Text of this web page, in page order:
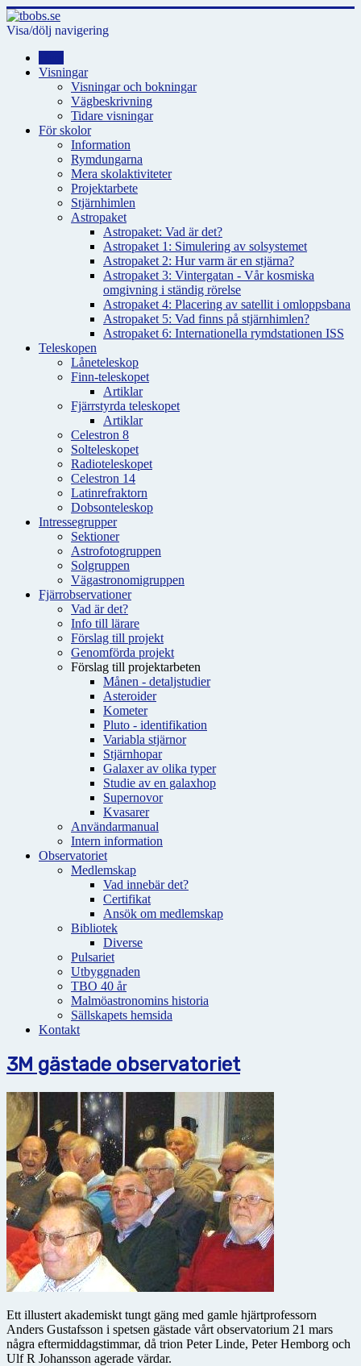
Visa/dölj navigering
Visningar
Visningar och bokningar
Vägbeskrivning
Tidare visningar
För skolor
Information
Rymdungarna
Mera skolaktiviteter
Projektarbete
Stjärnhimlen
Astropaket
Astropaket: Vad är det?
Astropaket 1: Simulering av solsystemet
Astropaket 2: Hur varm är en stjärna?
Astropaket 3: Vintergatan - Vår kosmiska
omgivning i ständig rörelse
Astropaket 4: Placering av satellit i omloppsbana
Astropaket 5: Vad finns på stjärnhimlen?
Astropaket 6: Internationella rymdstationen ISS
Teleskopen
Låneteleskop
Finn-teleskopet
Artiklar
Fjärrstyrda teleskopet
Artiklar
Celestron 8
Solteleskopet
Radioteleskopet
Celestron 14
Latinrefraktorn
Dobsonteleskop
Intressegrupper
Sektioner
Astrofotogruppen
Solgruppen
Vägastronomigruppen
Fjärrobservationer
Vad är det?
Info till lärare
Förslag till projekt
Genomförda projekt
Förslag till projektarbeten
Månen - detaljstudier
Asteroider
Kometer
Pluto - identifikation
Variabla stjärnor
Stjärnhopar
Galaxer av olika typer
Studie av en galaxhop
Supernovor
Kvasarer
Användarmanual
Intern information
Observatoriet
Medlemskap
Vad innebär det?
Certifikat
Ansök om medlemskap
Bibliotek
Diverse
Pulsariet
Utbyggnaden
TBO 40 år
Malmöastronomins historia
Sällskapets hemsida
Kontakt
3M gästade observatoriet
Ett illustert akademiskt tungt gäng med gamle hjärtprofessorn
Anders Gustafsson i spetsen gästade vårt observatorium 21 mars
några eftermiddagstimmar, då trion Peter Linde, Peter Hemborg och
Ulf R Johansson agerade värdar.